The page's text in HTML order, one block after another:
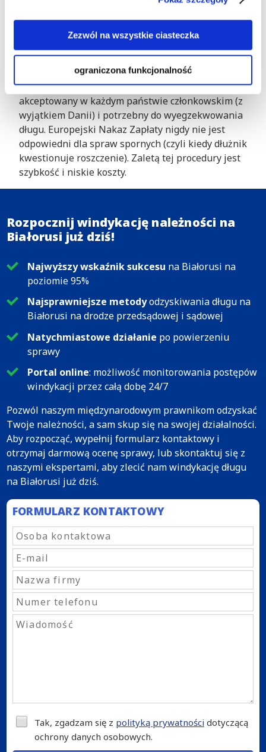
Zezwól na wszystkie ciasteczka
ograniczona funkcjonalność
Europejski Nakaz Zapłaty. Dłużnik ma 30 dni na
zgłoszenie sprzeciwu wobec roszczenia. W przypadku
braku odpowiedzi w ciągu 30 dni, można zwrócić się
do sądu o uprawomocnienie nakazu zapłaty (nadanie
tytułu wykonawczego). Tytuł egzekucyjny jest
akceptowany w każdym państwie członkowskim (z
wyjątkiem Danii) i potrzebny do wyegzekwowania
długu. Europejski Nakaz Zapłaty nigdy nie jest
odpowiedni dla spraw spornych (czyli kiedy dłużnik
kwestionuje roszczenie). Zaletą tej procedury jest
szybkość i niskie koszty.
Rozpocznij windykację należności na
Białorusi już dziś!
Najwyższy wskaźnik sukcesu na Białorusi na
poziomie 95%
Najsprawniejsze metodyodzyskiwania długu na
Białorusi na drodze przedsądowej i sądowej
Natychmiastowe działanie po powierzeniu
sprawy
Portal online: możliwość monitorowania postępów
windykacji przez całą dobę 24/7
Pozwól naszym międzynarodowym prawnikom odzyskać
Twoje należności, a sam skup się na swojej działalności.
Aby rozpocząć, wypełnij formularz kontaktowy i
otrzymaj darmową ocenę sprawy, lub skontaktuj się z
naszymi ekspertami, aby zlecić nam windykację długu
na Białorusi już dziś.
FORMULARZ KONTAKTOWY
Tak, zgadzam się z polityką prywatności dotyczącą
ochrony danych osobowych.